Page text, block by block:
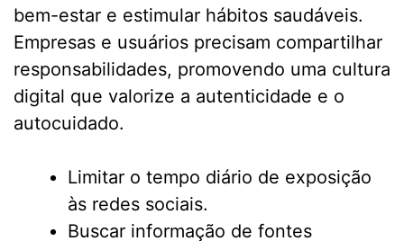
bem-estar e estimular hábitos saudáveis.
Empresas e usuários precisam compartilhar
responsabilidades, promovendo uma cultura
digital que valorize a autenticidade e o
autocuidado.
Limitar o tempo diário de exposição
às redes sociais.
Buscar informação de fontes